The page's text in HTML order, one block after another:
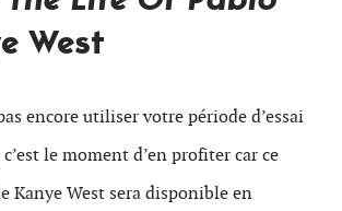
West
encore utiliser votre période d’essai
le moment d’en profiter car ce
Kanye West sera disponible en